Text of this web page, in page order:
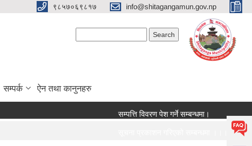
९८५७०६९८१७ info@shitagangamun.gov.np
सम्पर्क ऐन तथा कानुनहरु
सम्पत्ति विवरण पेश गर्ने सम्बन्धमा।